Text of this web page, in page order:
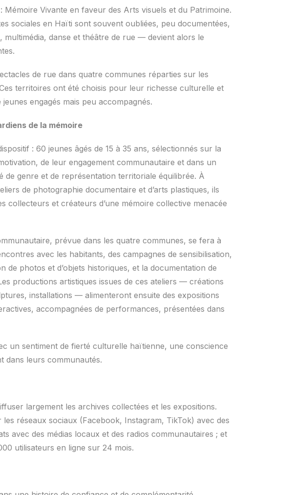
Vivante en faveur des Arts visuels et du Patrimoine.
sociales en Haïti sont souvent oubliées, peu documentées,
danse et théâtre de rue — devient alors le
de rue dans quatre communes réparties sur les
territoires ont été choisis pour leur richesse culturelle et
engagés mais peu accompagnés.
de la mémoire
: 60 jeunes âgés de 15 à 35 ans, sélectionnés sur la
de leur engagement communautaire et dans un
de genre et de représentation territoriale équilibrée. À
de photographie documentaire et d’arts plastiques, ils
collecteurs et créateurs d’une mémoire collective menacée
prévue dans les quatre communes, se fera à
avec les habitants, des campagnes de sensibilisation,
de photos et d’objets historiques, et la documentation de
productions artistiques issues de ces ateliers — créations
installations — alimenteront ensuite des expositions
accompagnées de performances, présentées dans
un sentiment de fierté culturelle haïtienne, une conscience
dans leurs communautés.
largement les archives collectées et les expositions.
réseaux sociaux (Facebook, Instagram, TikTok) avec des
avec des médias locaux et des radios communautaires ; et
utilisateurs en ligne sur 24 mois.